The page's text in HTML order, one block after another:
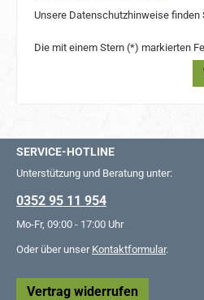
Unsere Datenschutzhinweise finden
Die mit einem Stern (*) markierten
SERVICE-HOTLINE
Unterstützung und Beratung unter:
0352 95 11 954
Mo-Fr, 09:00 - 17:00 Uhr
Oder über unser Kontaktformular.
Vertrag widerrufen